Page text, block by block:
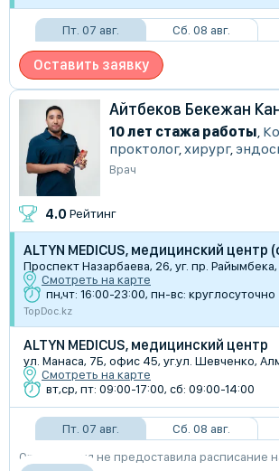
Пт. 07 авг. Сб. 08 авг.
Оставить заявку
Айтбеков Бекежан
10 лет стажа работы,
проктолог,хирург,
Врач
4.0 Рейтинг
ALTYN MEDICUS, медицинский центр
​Проспект Назарбаева, 26, уг. пр.
Смотреть на карте
пн,чт: 16:00-23:00, пн-вс: круглосуточно
TopDoc.kz
ALTYN MEDICUS, медицинский центр
ул. Манаса, 7Б, офис 45, уг.ул. Шевченко,
Смотреть на карте
вт,ср, пт: 09:00-17:00, сб: 09:00-14:00
Пт. 07 авг. Сб. 08 авг.
Организация не предоставила расписание